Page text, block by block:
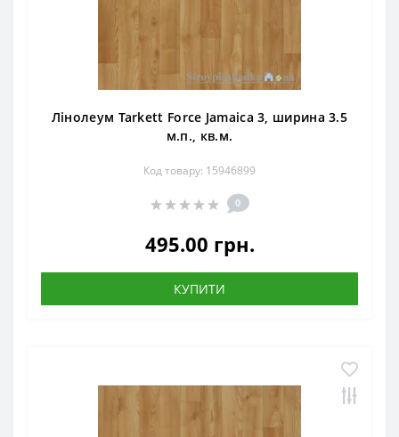
Лінолеум Tarkett Force Jamaica 3, ширина 3.5
м.п., кв.м.
Код товару: 15946899
0
495.00 грн.
КУПИТИ